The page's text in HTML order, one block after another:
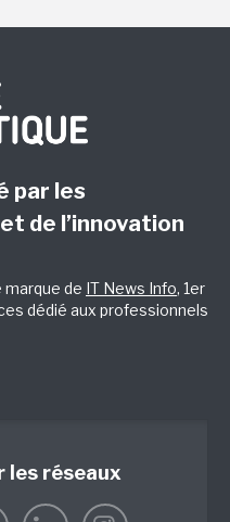
par les
de l’innovation
de IT News Info, 1er
dédié aux professionnels
les réseaux